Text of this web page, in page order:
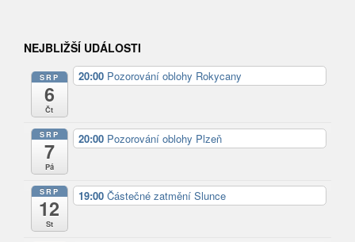
NEJBLIŽŠÍ UDÁLOSTI
SRP
6
Čt
20:00 Pozorování oblohy Rokycany
SRP
7
Pá
20:00 Pozorování oblohy Plzeň
SRP
12
St
19:00 Částečné zatmění Slunce